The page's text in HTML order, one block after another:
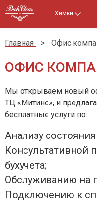
Химки
Главная > Офис
ОФИС
Мы открываем новый
ТЦ «Митино», и
бесплатные услуги по:
Анализу состояния
Консультативной
бухучета;
Обслуживанию на
Подключению к